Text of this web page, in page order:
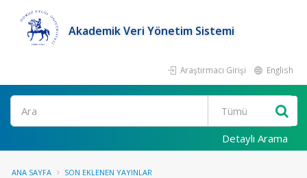
Akademik Veri Yönetim Sistemi
Araştırmacı Girişi English
Ara
Detaylı Arama
ANA SAYFA SON EKLENEN YAYINLAR